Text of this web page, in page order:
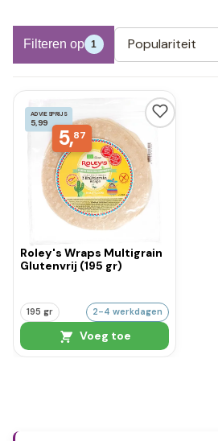
Filteren op 1 Populariteit
ADVIESPRIJS
5,99
5,87
Roley's Wraps Multigrain
Glutenvrij (195 gr)
195 gr 2-4 werkdagen
Voeg toe